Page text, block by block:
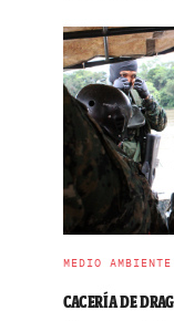
MEDIO AMBIENTE
CACERÍA DE